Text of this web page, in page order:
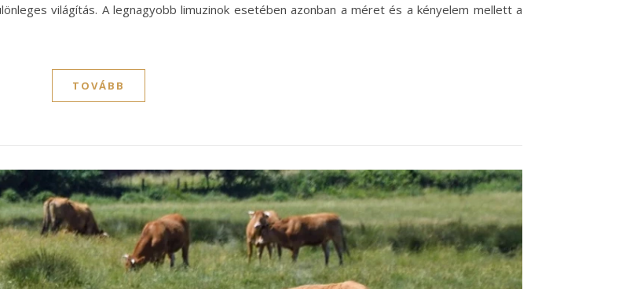
világítás. A legnagyobb limuzinok esetében azonban a méret és a kényelem mellett a
TOVÁBB